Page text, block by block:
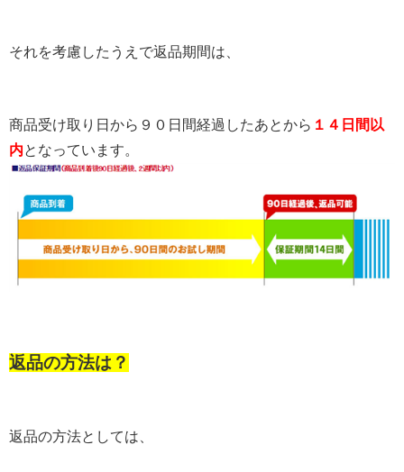
それを考慮したうえで返品期間は、
商品受け取り日から９０日間経過したあとから １４日間以
内となっています。
返品の方法は？
返品の方法としては、